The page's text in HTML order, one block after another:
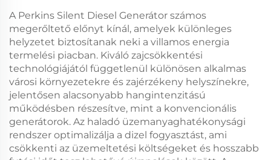
A Perkins Silent Diesel Generátor számos
megerőltető előnyt kínál, amelyek különleges
helyzetet biztosítanak neki a villamos energia
termelési piacban. Kiváló zajcsökkentési
technológiájától függetlenül különösen alkalmas
városi környezetekre és zajérzékeny helyszínekre,
jelentősen alacsonyabb hangintenzitású
működésben részesítve, mint a konvencionális
generátorok. Az haladó üzemanyaghatékonysági
rendszer optimalizálja a dizel fogyasztást, ami
csökkenti az üzemeltetési költségeket és hosszabb